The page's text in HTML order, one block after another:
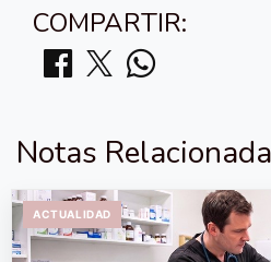
COMPARTIR:
Notas
ACTUALIDAD